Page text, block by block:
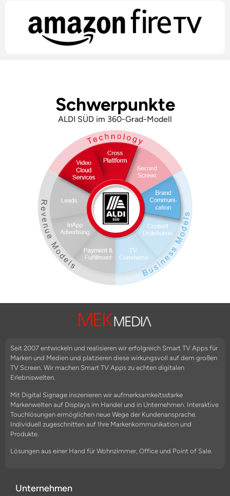
Schwerpunkte
ALDI SÜD im 360-Grad-Modell
Seit 2007 entwickeln und realisieren wir erfolgreich Smart TV Apps für
Marken und Medien und platzieren diese wirkungsvoll auf dem großen
TV Screen. Wir machen Smart TV Apps zu echten digitalen
Erlebniswelten.
Mit Digital Signage inszenieren wir aufmerksamkeitsstarke
Markenwelten auf Displays im Handel und in Unternehmen. Interaktive
Touchlösungen ermöglichen neue Wege der Kundenansprache.
Individuell zugeschnitten auf Ihre Markenkommunikation und
Produkte.
Lösungen aus einer Hand für Wohnzimmer, Office und Point of Sale.
Unternehmen